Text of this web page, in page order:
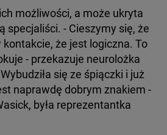
możliwości, a może ukryta
specjaliści. - Cieszymy się, że
że jest logiczna. To
- przekazuje neurolożka
się ze śpiączki i już
naprawdę dobrym znakiem -
była reprezentantka